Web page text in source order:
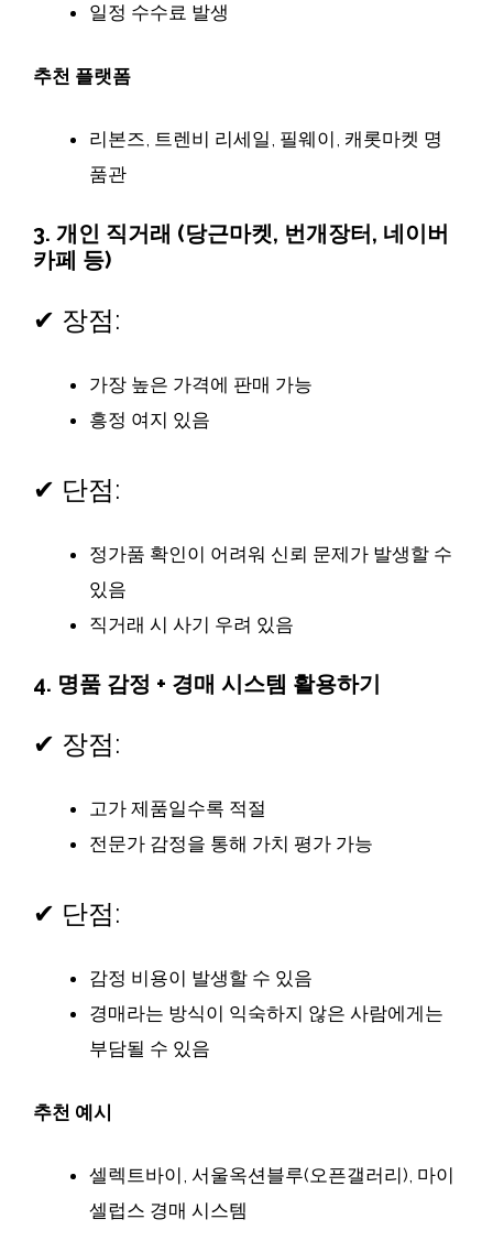
일정 수수료 발생
추천 플랫폼
리본즈, 트렌비 리세일, 필웨이, 캐롯마켓 명
품관
3. 개인 직거래 (당근마켓, 번개장터, 네이버
카페 등)
✔ 장점:
가장 높은 가격에 판매 가능
흥정 여지 있음
✔ 단점:
정가품 확인이 어려워 신뢰 문제가 발생할 수
있음
직거래 시 사기 우려 있음
4. 명품 감정 + 경매 시스템 활용하기
✔ 장점:
고가 제품일수록 적절
전문가 감정을 통해 가치 평가 가능
✔ 단점:
감정 비용이 발생할 수 있음
경매라는 방식이 익숙하지 않은 사람에게는
부담될 수 있음
추천 예시
셀렉트바이, 서울옥션블루(오픈갤러리), 마이
셀럽스 경매 시스템